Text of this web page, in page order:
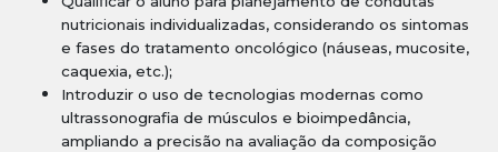
nutricionais individualizadas, considerando os sintomas
e fases do tratamento oncológico (náuseas, mucosite,
caquexia, etc.);
Introduzir o uso de tecnologias modernas como
ultrassonografia de músculos e bioimpedância,
ampliando a precisão na avaliação da composição